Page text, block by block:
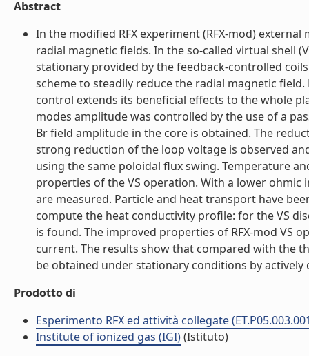
Abstract
In the modified RFX experiment (RFX-mod)
radial magnetic fields. In the so-called virtual shell
stationary provided by the feedback-controlled
scheme to steadily reduce the radial magnetic
control extends its beneficial effects to the whole
modes amplitude was controlled by the use of a
Br field amplitude in the core is obtained. The
strong reduction of the loop voltage is observed
using the same poloidal flux swing. Temperature
properties of the VS operation. With a lower
are measured. Particle and heat transport have
compute the heat conductivity profile: for the VS
is found. The improved properties of RFX-mod VS
current. The results show that compared with the
be obtained under stationary conditions by
Prodotto di
Esperimento RFX ed attività collegate
Institute of ionized gas (IGI)(Istituto)